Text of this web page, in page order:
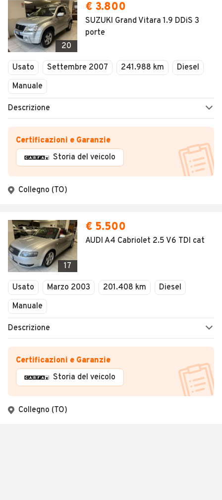
20
€ 3.800
SUZUKI Grand Vitara 1.9 DDiS 3
porte
Usato Settembre 2007 241.988 km
Diesel
Manuale
Descrizione
Certificazioni e Garanzie
Storia del veicolo
Collegno (TO)
17
€ 5.500
AUDI A4 Cabriolet 2.5 V6 TDI cat
Usato Marzo 2003 201.408 km
Diesel
Manuale
Descrizione
Certificazioni e Garanzie
Storia del veicolo
Collegno (TO)